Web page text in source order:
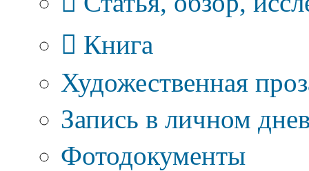
Книга
Художественная
Запись в личном
Фотодокументы